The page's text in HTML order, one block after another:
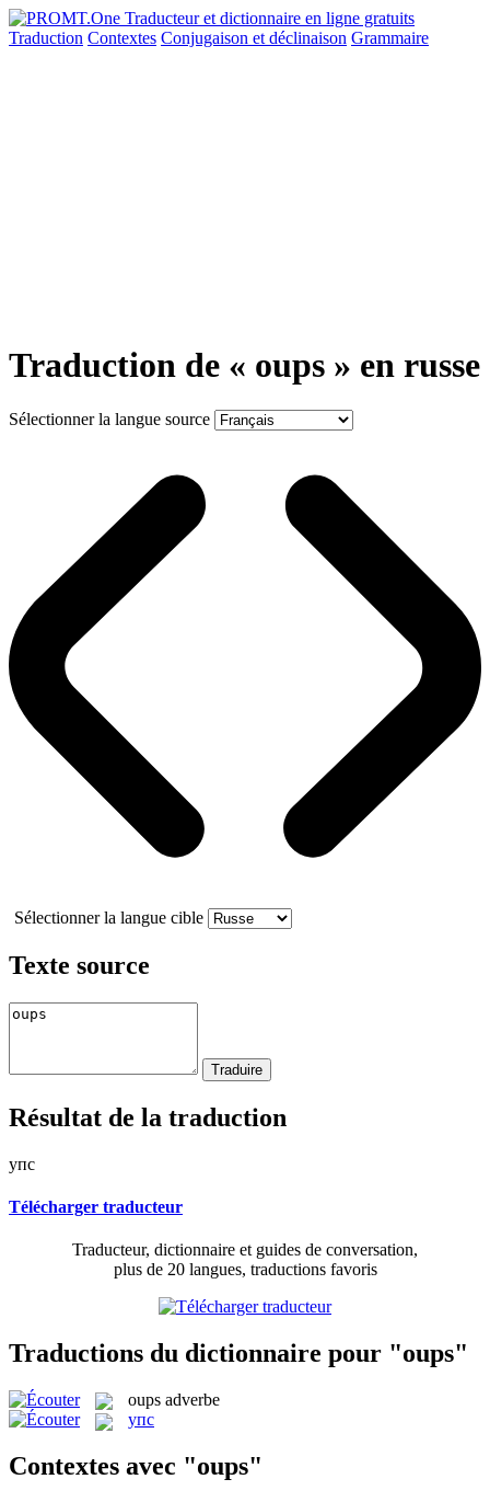
Traduction Contextes Conjugaison et déclinaison Grammaire
Traduction de « oups » en russe
Sélectionner la langue source
Sélectionner la langue cible
Texte source
Résultat de la traduction
упс
Télécharger traducteur
Traducteur, dictionnaire et guides de conversation,
plus de 20 langues, traductions favoris
Traductions du dictionnaire pour "oups"
oups adverbe
упс
Contextes avec "oups"